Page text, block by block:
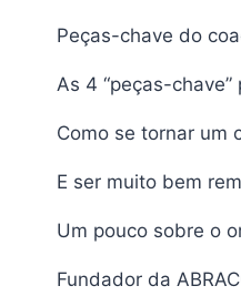
Peças-chave do
As 4 “peças-
Como se tornar um
E ser muito bem
Um pouco sobre o
Fundador da